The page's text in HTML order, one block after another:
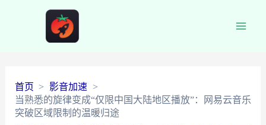
首页
影音加速
当熟悉的旋律变成“仅限中国大陆地区播放”：网易云音乐
突破区域限制的温暖归途